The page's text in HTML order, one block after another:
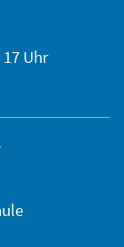
17 Uhr